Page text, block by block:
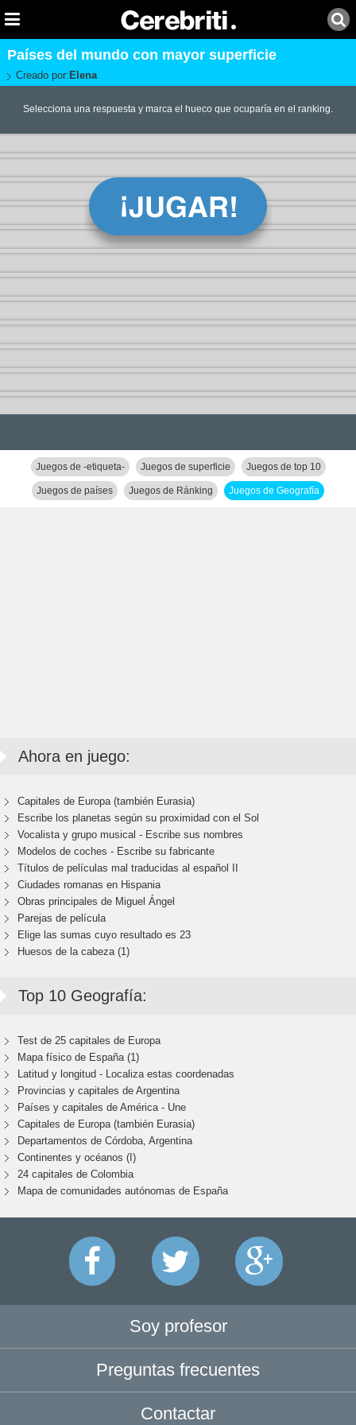
Países del mundo con mayor superficie
Creado por: Elena
Selecciona una respuesta y marca el hueco que ocuparía en el ranking.
Juegos de -etiqueta- Juegos de superficie Juegos de top 10
Juegos de países Juegos de Ránking Juegos de Geografía
Ahora en juego:
Capitales de Europa (también Eurasia)
Escribe los planetas según su proximidad con el Sol
Vocalista y grupo musical - Escribe sus nombres
Modelos de coches - Escribe su fabricante
Títulos de películas mal traducidas al español II
Ciudades romanas en Hispania
Obras principales de Miguel Ángel
Parejas de película
Elige las sumas cuyo resultado es 23
Huesos de la cabeza (1)
Top 10 Geografía:
Test de 25 capitales de Europa
Mapa físico de España (1)
Latitud y longitud - Localiza estas coordenadas
Provincias y capitales de Argentina
Países y capitales de América - Une
Capitales de Europa (también Eurasia)
Departamentos de Córdoba, Argentina
Continentes y océanos (I)
24 capitales de Colombia
Mapa de comunidades autónomas de España
Soy profesor
Preguntas frecuentes
Contactar